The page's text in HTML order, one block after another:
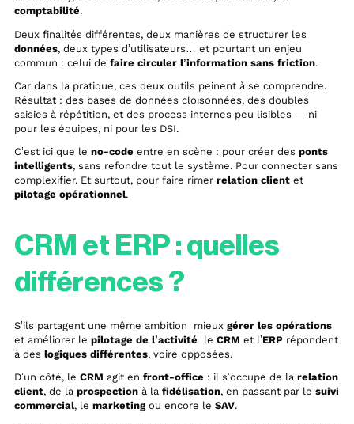
comptabilité.
Deux finalités différentes, deux manières de structurer les
données, deux types d’utilisateurs… et pourtant un enjeu
commun : celui de faire circuler l’information sans friction.
Car dans la pratique, ces deux outils peinent à se comprendre.
Résultat : des bases de données cloisonnées, des doubles
saisies à répétition, et des process internes peu lisibles — ni
pour les équipes, ni pour les DSI.
C’est ici que le no-code entre en scène : pour créer des ponts
intelligents, sans refondre tout le système. Pour connecter sans
complexifier. Et surtout, pour faire rimer relation clientet
pilotage opérationnel.
CRM et ERP : quelles
différences ?
S’ils partagent une même ambition mieux gérer les opérations
et améliorer le pilotage de l’activité le CRM et l’ERPrépondent
à des logiques différentes, voire opposées.
D’un côté, le CRM agit en front-office : il s’occupe de la relation
client, de la prospectionà la fidélisation, en passant par le suivi
commercial, le marketingou encore le SAV.